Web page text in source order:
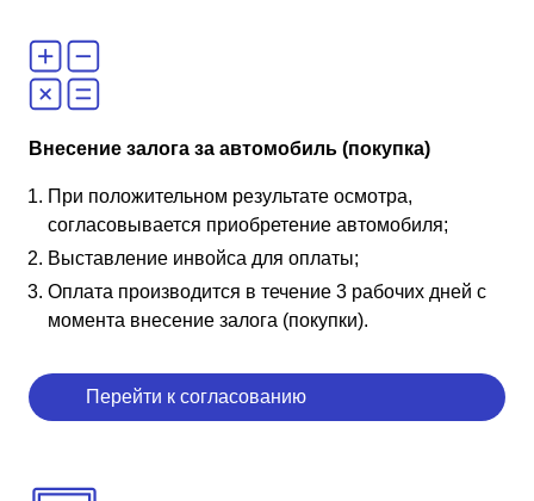
Внесение залога за автомобиль (покупка)
При положительном результате осмотра,
согласовывается приобретение автомобиля;
Выставление инвойса для оплаты;
Оплата производится в течение 3 рабочих дней с
момента внесение залога (покупки).
Перейти к согласованию